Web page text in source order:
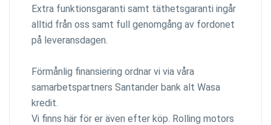
Extra funktionsgaranti samt täthetsgaranti ingår
alltid från oss samt full genomgång av fordonet
på leveransdagen.
Förmånlig finansiering ordnar vi via våra
samarbetspartners Santander bank alt Wasa
kredit.
Vi finns här för er även efter köp. Rolling motors